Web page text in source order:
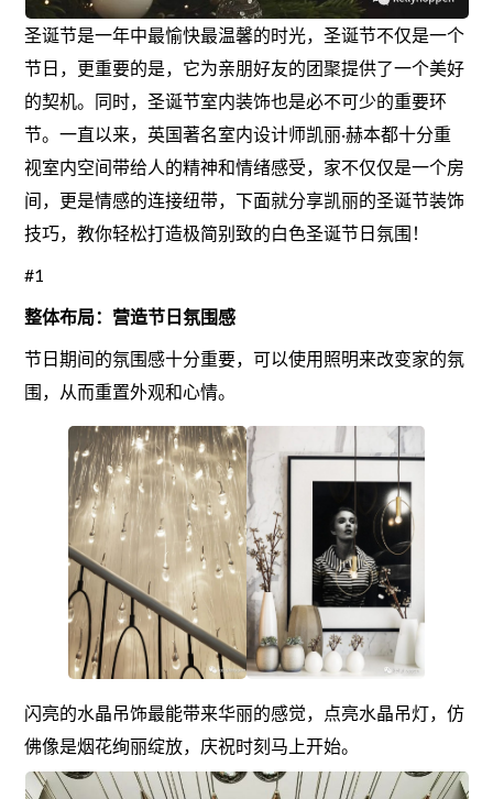
圣诞节是一年中最愉快最温馨的时光，圣诞节不仅是一个
节日，更重要的是，它为亲朋好友的团聚提供了一个美好
的契机。同时，圣诞节室内装饰也是必不可少的重要环
节。一直以来，英国著名室内设计师凯丽·赫本都十分重
视室内空间带给人的精神和情绪感受，家不仅仅是一个房
间，更是情感的连接纽带，下面就分享凯丽的圣诞节装饰
技巧，教你轻松打造极简别致的白色圣诞节日氛围！
#1
整体布局：营造节日氛围感
节日期间的氛围感十分重要，可以使用照明来改变家的氛
围，从而重置外观和心情。
闪亮的水晶吊饰最能带来华丽的感觉，点亮水晶吊灯，仿
佛像是烟花绚丽绽放，庆祝时刻马上开始。